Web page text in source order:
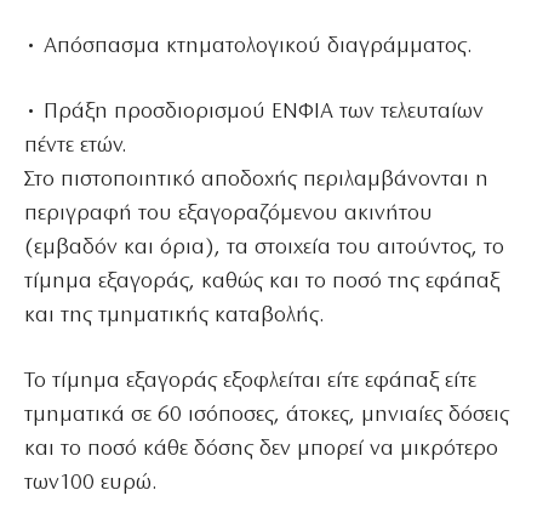
• Απόσπασμα κτηματολογικού διαγράμματος.
• Πράξη προσδιορισμού ΕΝΦΙΑ των τελευταίων
πέντε ετών.
Στο πιστοποιητικό αποδοχής περιλαμβάνονται η
περιγραφή του εξαγοραζόμενου ακινήτου
(εμβαδόν και όρια), τα στοιχεία του αιτούντος, το
τίμημα εξαγοράς, καθώς και το ποσό της εφάπαξ
και της τμηματικής καταβολής.
Το τίμημα εξαγοράς εξοφλείται είτε εφάπαξ είτε
τμηματικά σε 60 ισόποσες, άτοκες, μηνιαίες δόσεις
και το ποσό κάθε δόσης δεν μπορεί να μικρότερο
των100 ευρώ.